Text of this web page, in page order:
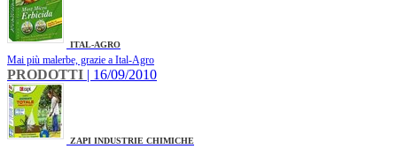
ITAL-AGRO
Mai più malerbe, grazie a Ital-Agro
PRODOTTI | 16/09/2010
ZAPI INDUSTRIE CHIMICHE